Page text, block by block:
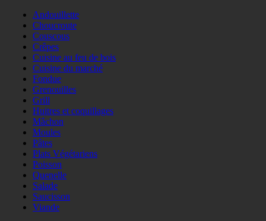
Andouillette
Choucroute
Couscous
Crêpes
Cuisine au feu de bois
Cuisine du marché
Fondue
Grenouilles
Grill
Huitres et coquillages
Mâchon
Moules
Pâtes
Plats Végétariens
Poisson
Quenelle
Salade
Saucisson
Viande